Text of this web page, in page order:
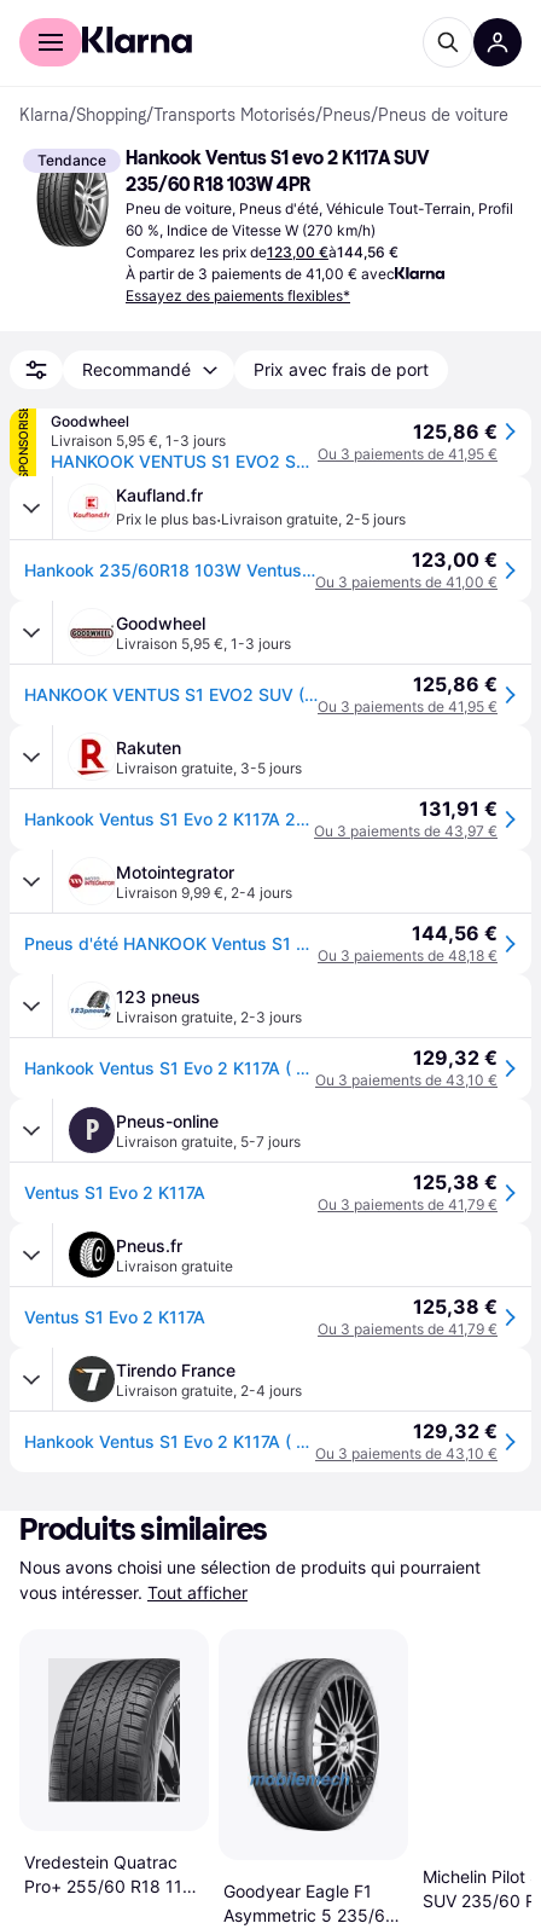
Acheter avec Klarna
Klarna/Shopping/Transports Motorisés/Pneus/Pneus de voiture
Tendance
Hankook Ventus S1 evo 2 K117A SUV
235/60 R18 103W 4PR
Pneu de voiture, Pneus d'été, Véhicule Tout-Terrain, Profil
60 %, Indice de Vitesse W (270 km/h)
Comparez les prix de123,00 €à144,56 €
À partir de 3 paiements de 41,00 € avec
Essayez des paiements flexibles*
Recommandé Prix avec frais de port
SPONSORISÉ
Goodwheel
Livraison 5,95 €, 1-3 jours
HANKOOK VENTUS S1 EVO2 SUV (K117A) (N1) 235/60R18 103W (N1)
125,86 €
Ou 3 paiements de 41,95 €
Kaufland.fr
Prix le plus bas·Livraison gratuite, 2-5 jours
Hankook 235/60R18 103W Ventus S1 evo2 K117A SUV (N1) 123,00 €
Ou 3 paiements de 41,00 €
Goodwheel
Livraison 5,95 €, 1-3 jours
HANKOOK VENTUS S1 EVO2 SUV (K117A) (N1) 235/60R18 103W (N1) 125,86 €
Ou 3 paiements de 41,95 €
Rakuten
Livraison gratuite, 3-5 jours
Hankook Ventus S1 Evo 2 K117A 235/60 R18 103W N1 SBL SBL 131,91 €
Ou 3 paiements de 43,97 €
Motointegrator
Livraison 9,99 €, 2-4 jours
Pneus d'été HANKOOK Ventus S1 evo2 SUV K117A 235/60R18 103W 144,56 €
Ou 3 paiements de 48,18 €
123 pneus
Livraison gratuite, 2-3 jours
Hankook Ventus S1 Evo 2 K117A ( 235/60 R18 103W 4PR N1, SUV, avec protège-jante (MFS) SBL ) 129,32 €
Ou 3 paiements de 43,10 €
P Pneus-online
Livraison gratuite, 5-7 jours
Ventus S1 Evo 2 K117A 125,38 €
Ou 3 paiements de 41,79 €
Pneus.fr
Livraison gratuite
Ventus S1 Evo 2 K117A 125,38 €
Ou 3 paiements de 41,79 €
Tirendo France
Livraison gratuite, 2-4 jours
Hankook Ventus S1 Evo 2 K117A ( 235/60 R18 103W 4PR N1, SUV, avec protège-jante (MFS) SBL ) 129,32 €
Ou 3 paiements de 43,10 €
Produits similaires
Nous avons choisi une sélection de produits qui pourraient
vous intéresser. Tout afficher
Vredestein Quatrac
Pro+ 255/60 R18 112V
Goodyear Eagle F1
Asymmetric 5 235/60
Michelin Pilot
SUV 235/60